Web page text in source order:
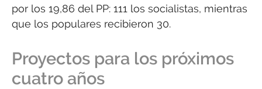
por los 19,86 del PP: 111 los socialistas, mientras
que los populares recibieron 30.
Proyectos para los próximos
cuatro años